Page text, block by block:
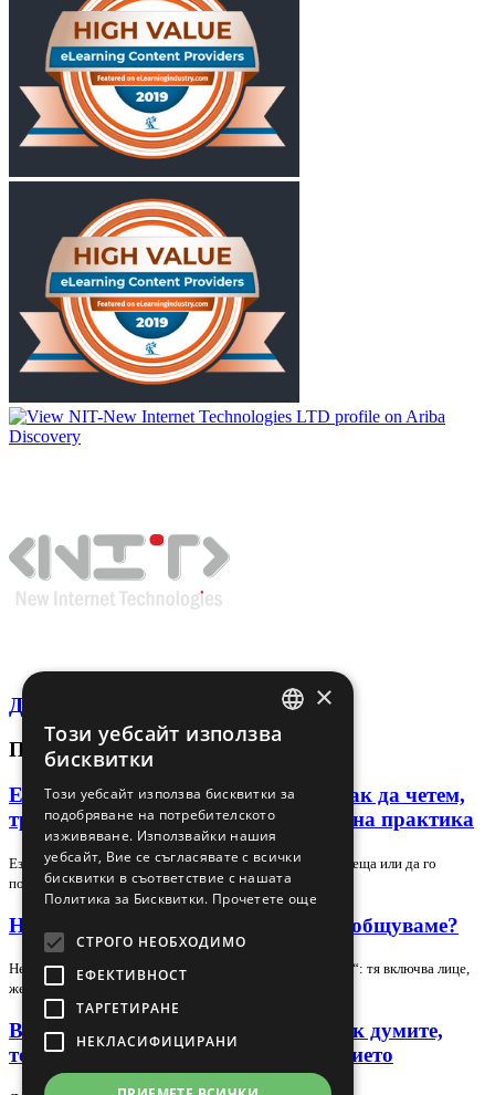
Декларация за поверителност
ПОСЛЕДНИ СТАТИИ
Език на тялото в лидера и екипа: как да четем,
тренираме и използваме сигналите на практика
Езикът на тялото може да подсили доверието в една среща или да го
подкопае за секунди, но само ако го…
Невербална комуникация – как да общуваме?
Невербалната комуникация е повече от „език на тялото“: тя включва лице,
жестове, поза, зрителен контакт,…
Вербална комуникация в екипа: как думите,
тонът и контекстът променят доверието
BULGARIAN
×
Този уебсайт използва
бисквитки
Този уебсайт използва бисквитки за
подобряване на потребителското
изживяване. Използвайки нашия
уебсайт, Вие се съгласявате с всички
бисквитки в съответствие с нашата
Политика за Бисквитки. Прочетете още
СТРОГО НЕОБХОДИМО
ЕФЕКТИВНОСТ
ТАРГЕТИРАНЕ
НЕКЛАСИФИЦИРАНИ